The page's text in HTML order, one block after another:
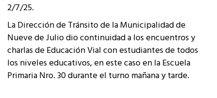
2/7/25.
La Dirección de Tránsito de la Municipalidad de
Nueve de Julio dio continuidad a los encuentros y
charlas de Educación Vial con estudiantes de todos
los niveles educativos, en este caso en la Escuela
Primaria Nro. 30 durante el turno mañana y tarde.